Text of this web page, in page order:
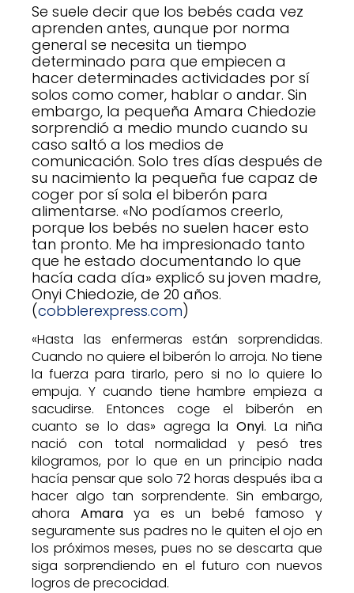
Se suele decir que los bebés cada vez
aprenden antes, aunque por norma
general se necesita un tiempo
determinado para que empiecen a
hacer determinades actividades por sí
solos como comer, hablar o andar. Sin
embargo, la pequeña Amara Chiedozie
sorprendió a medio mundo cuando su
caso saltó a los medios de
comunicación. Solo tres días después de
su nacimiento la pequeña fue capaz de
coger por sí sola el biberón para
alimentarse. «No podíamos creerlo,
porque los bebés no suelen hacer esto
tan pronto. Me ha impresionado tanto
que he estado documentando lo que
hacía cada día» explicó su joven madre,
Onyi Chiedozie, de 20 años.
(cobblerexpress.com)
«Hasta las enfermeras están sorprendidas.
Cuando no quiere el biberón lo arroja. No tiene
la fuerza para tirarlo, pero si no lo quiere lo
empuja. Y cuando tiene hambre empieza a
sacudirse. Entonces coge el biberón en
cuanto se lo das» agrega laOnyi. La niña
nació con total normalidad y pesó tres
kilogramos, por lo que en un principio nada
hacía pensar que solo 72 horas después iba a
hacer algo tan sorprendente. Sin embargo,
ahora Amaraya es un bebé famoso y
seguramente sus padres no le quiten el ojo en
los próximos meses, pues no se descarta que
siga sorprendiendo en el futuro con nuevos
logros de precocidad.